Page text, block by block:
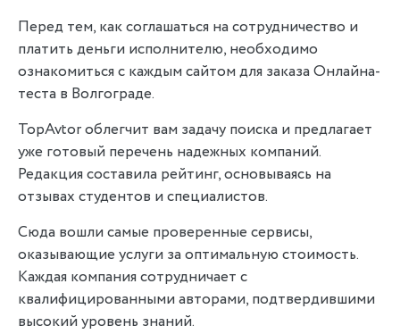
Перед тем, как соглашаться на сотрудничество и
платить деньги исполнителю, необходимо
ознакомиться с каждым сайтом для заказа Онлайна-
теста в Волгограде.
TopAvtor облегчит вам задачу поиска и предлагает
уже готовый перечень надежных компаний.
Редакция составила рейтинг, основываясь на
отзывах студентов и специалистов.
Сюда вошли самые проверенные сервисы,
оказывающие услуги за оптимальную стоимость.
Каждая компания сотрудничает с
квалифицированными авторами, подтвердившими
высокий уровень знаний.